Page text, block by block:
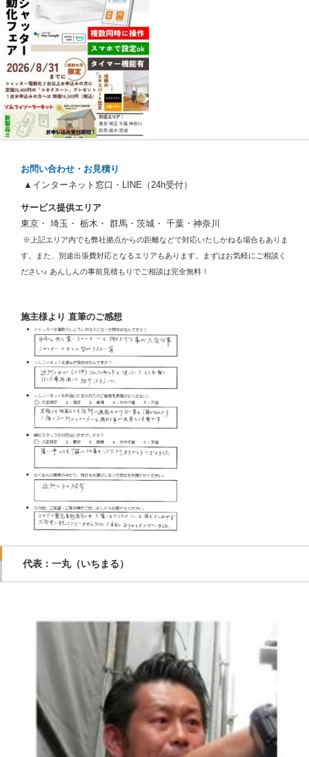
お問い合わせ・お見積り
▲インターネット窓口・LINE（24h受付）
サービス提供エリア
東京・ 埼玉・ 栃木・ 群馬・茨城・ 千葉・神奈川
※上記エリア内でも弊社拠点からの距離などで対応いたしかねる場合もありま
す。また、別途出張費対応となるエリアもあります。まずはお気軽にご相談く
ださい♪ あんしんの事前見積もりでご相談は完全無料！
施主様より 直筆のご感想
代表：一丸（いちまる）